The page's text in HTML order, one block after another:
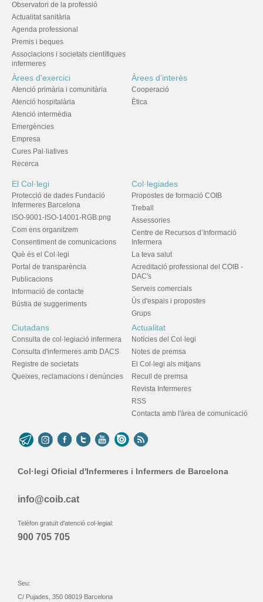
Observatori de la professió
Actualitat sanitària
Agenda professional
Premis i beques
Associacions i societats científiques
infermeres
Àrees d'exercici
Atenció primària i comunitària
Atenció hospitalària
Atenció intermèdia
Emergències
Empresa
Cures Pal·liatives
Recerca
Àrees d'interès
Cooperació
Ètica
El Col·legi
Protecció de dades Fundació
Infermeres Barcelona
ISO-9001-ISO-14001-RGB.png
Com ens organitzem
Consentiment de comunicacions
Què és el Col·legi
Portal de transparència
Publicacions
Informació de contacte
Bústia de suggeriments
Col·legiades
Propostes de formació COIB
Treball
Assessories
Centre de Recursos d’Informació
Infermera
La teva salut
Acreditació professional del COIB -
DAC's
Serveis comercials
Ús d'espais i propostes
Grups
Ciutadans
Consulta de col·legiació infermera
Consulta d'infermeres amb DACS
Registre de societats
Queixes, reclamacions i denúncies
Actualitat
Notícies del Col·legi
Notes de premsa
El Col·legi als mitjans
Recull de premsa
Revista Infermeres
RSS
Contacta amb l'àrea de comunicació
Col·legi Oficial d'Infermeres i Infermers de Barcelona
info@coib.cat
Telèfon gratuït d'atenció col·legial:
900 705 705
Seu:
C/ Pujades, 350 08019 Barcelona